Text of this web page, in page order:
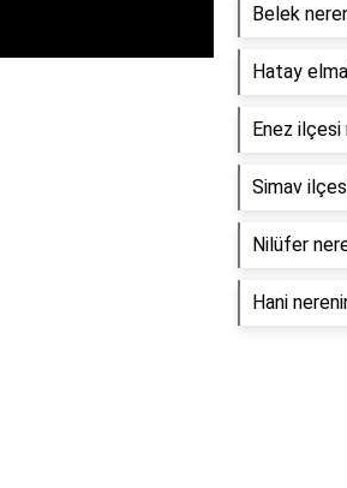
Belek
Hatay
Enez ilçesi
Simav
Nilüfer
Hani